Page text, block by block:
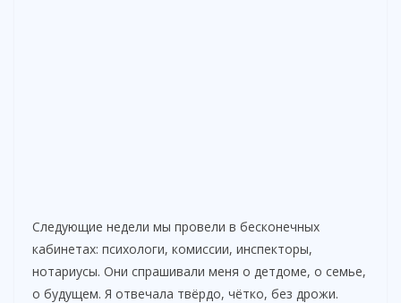
Следующие недели мы провели в бесконечных
кабинетах: психологи, комиссии, инспекторы,
нотариусы. Они спрашивали меня о детдоме, о семье,
о будущем. Я отвечала твёрдо, чётко, без дрожи.